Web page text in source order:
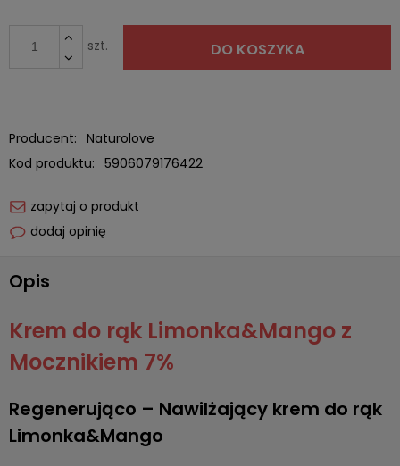
szt. DO KOSZYKA
Producent: Naturolove
Kod produktu: 5906079176422
zapytaj o produkt
dodaj opinię
Opis
Krem do rąk Limonka&Mango z
Mocznikiem 7%
Regenerująco – Nawilżający krem do rąk
Limonka&Mango